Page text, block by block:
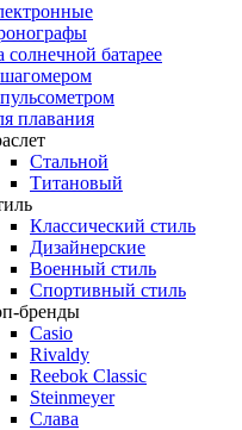
солнечной батарее
плавания
Стальной
Титановый
Классический стиль
Дизайнерские
Военный стиль
Спортивный стиль
бренды
Casio
Rivaldy
Reebok Classic
Steinmeyer
Слава